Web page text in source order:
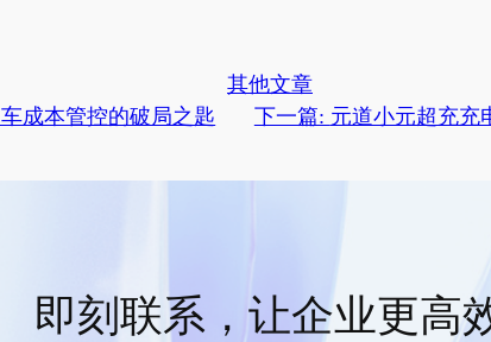
其他文章
成本管控的破局之匙 下一篇: 元道小元超充充
即刻联系，让企业更高